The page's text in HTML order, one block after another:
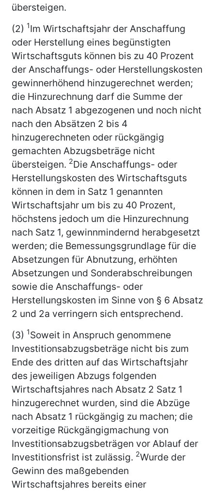
übersteigen.
(2) 1Im Wirtschaftsjahr der Anschaffung
oder Herstellung eines begünstigten
Wirtschaftsguts können bis zu 40 Prozent
der Anschaffungs- oder Herstellungskosten
gewinnerhöhend hinzugerechnet werden;
die Hinzurechnung darf die Summe der
nach Absatz 1 abgezogenen und noch nicht
nach den Absätzen 2 bis 4
hinzugerechneten oder rückgängig
gemachten Abzugsbeträge nicht
übersteigen. 2Die Anschaffungs- oder
Herstellungskosten des Wirtschaftsguts
können in dem in Satz 1 genannten
Wirtschaftsjahr um bis zu 40 Prozent,
höchstens jedoch um die Hinzurechnung
nach Satz 1, gewinnmindernd herabgesetzt
werden; die Bemessungsgrundlage für die
Absetzungen für Abnutzung, erhöhten
Absetzungen und Sonderabschreibungen
sowie die Anschaffungs- oder
Herstellungskosten im Sinne von § 6 Absatz
2 und 2a verringern sich entsprechend.
(3) 1Soweit in Anspruch genommene
Investitionsabzugsbeträge nicht bis zum
Ende des dritten auf das Wirtschaftsjahr
des jeweiligen Abzugs folgenden
Wirtschaftsjahres nach Absatz 2 Satz 1
hinzugerechnet wurden, sind die Abzüge
nach Absatz 1 rückgängig zu machen; die
vorzeitige Rückgängigmachung von
Investitionsabzugsbeträgen vor Ablauf der
Investitionsfrist ist zulässig. 2Wurde der
Gewinn des maßgebenden
Wirtschaftsjahres bereits einer